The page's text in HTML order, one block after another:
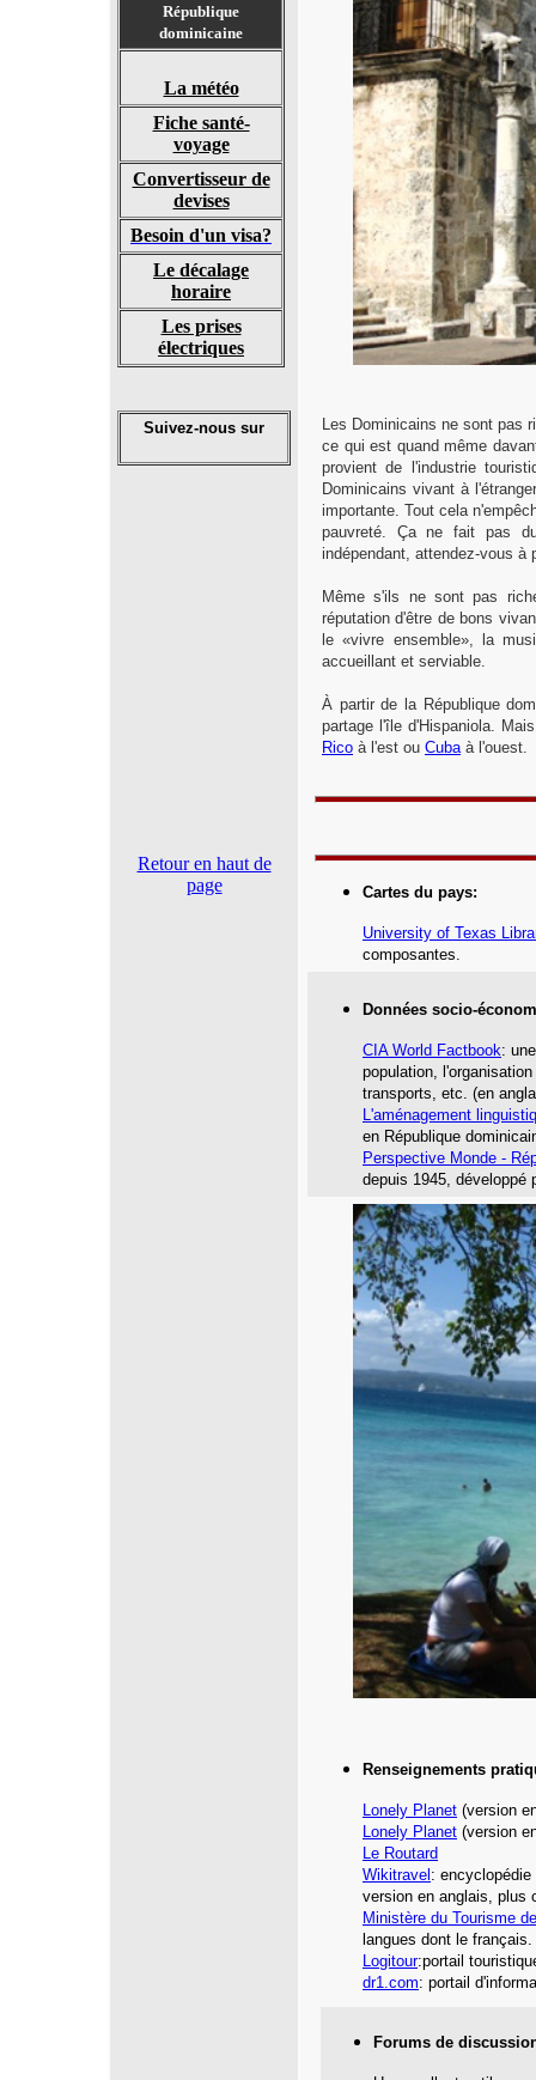
République
dominicaine
La météo
Fiche santé-
voyage
Convertisseur de
devises
Besoin d'un visa?
Le décalage
horaire
Les prises
électriques
Suivez-nous sur
Retour en haut de
page
Les Dominicains ne sont pas
ce qui est quand même
provient de l'industrie
Dominicains vivant à
importante. Tout cela
pauvreté. Ça ne fait pas
indépendant, attendez-vous à
Même s'ils ne sont pas
réputation d'être de bons
le «vivre ensemble», la
accueillant et serviable.
À partir de la République
partage l'île d'Hispaniola.
Rico à l'est ou Cubaà l'ouest.
Cartes du pays:
University of Texas
composantes.
Données socio-
CIA World Factbook:
population,
transports, etc. (en
L'aménagement
en République
Perspective Monde -
depuis 1945, développé
Renseignements
Lonely Planet (version
Lonely Planet (version
Le Routard
Wikitravel :
version en anglais, plus
Ministère du Tourisme
langues dont le français.
Logitour:portail
dr1.com: portail
Forums de